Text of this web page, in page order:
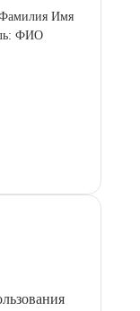
Имя
ФИО